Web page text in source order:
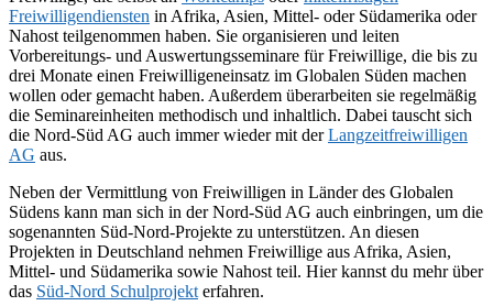
Freiwilligendiensten in Afrika, Asien, Mittel- oder Südamerika oder
Nahost teilgenommen haben. Sie organisieren und leiten
Vorbereitungs- und Auswertungsseminare für Freiwillige, die bis zu
drei Monate einen Freiwilligeneinsatz im Globalen Süden machen
wollen oder gemacht haben. Außerdem überarbeiten sie regelmäßig
die Seminareinheiten methodisch und inhaltlich. Dabei tauscht sich
die Nord-Süd AG auch immer wieder mit derLangzeitfreiwilligen
AG aus.
Neben der Vermittlung von Freiwilligen in Länder des Globalen
Südens kann man sich in der Nord-Süd AG auch einbringen, um die
sogenannten Süd-Nord-Projekte zu unterstützen. An diesen
Projekten in Deutschland nehmen Freiwillige aus Afrika, Asien,
Mittel- und Südamerika sowie Nahost teil. Hier kannst du mehr über
das Süd-Nord Schulprojekt erfahren.